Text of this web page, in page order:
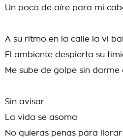
Un poco de aíre para mi
A su ritmo en la calle la vi
El ambiente despierta su
Me sube de golpe sin darme
Sin avisar
La vida se asoma
No quieras penas para llorar